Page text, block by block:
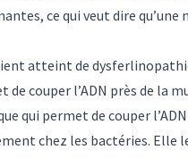
ce qui veut dire
atteint de
de couper l’ADN près de la
qui permet de couper
chez les bactéries. Elle